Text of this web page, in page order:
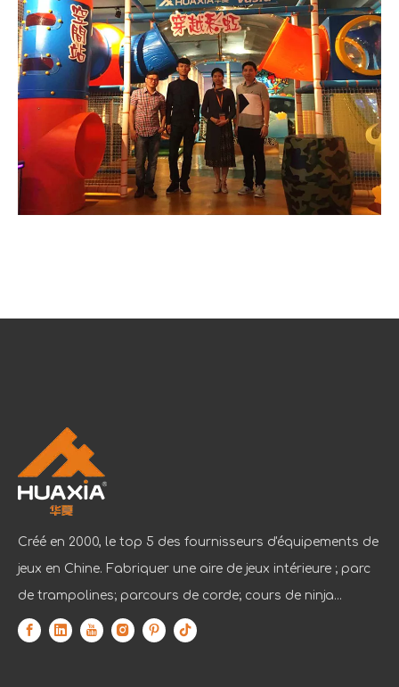
Créé en 2000, le top 5 des fournisseurs d'équipements de
jeux en Chine. Fabriquer une aire de jeux intérieure ; parc
de trampolines; parcours de corde; cours de ninja...